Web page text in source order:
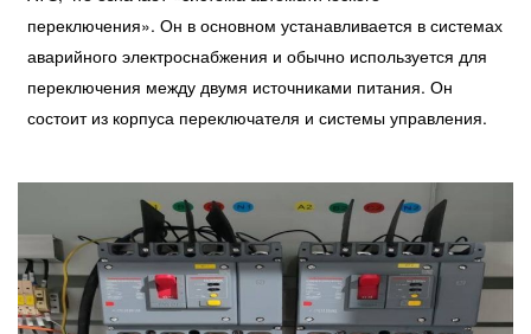
переключения». Он в основном устанавливается в системах
аварийного электроснабжения и обычно используется для
переключения между двумя источниками питания. Он
состоит из корпуса переключателя и системы управления.